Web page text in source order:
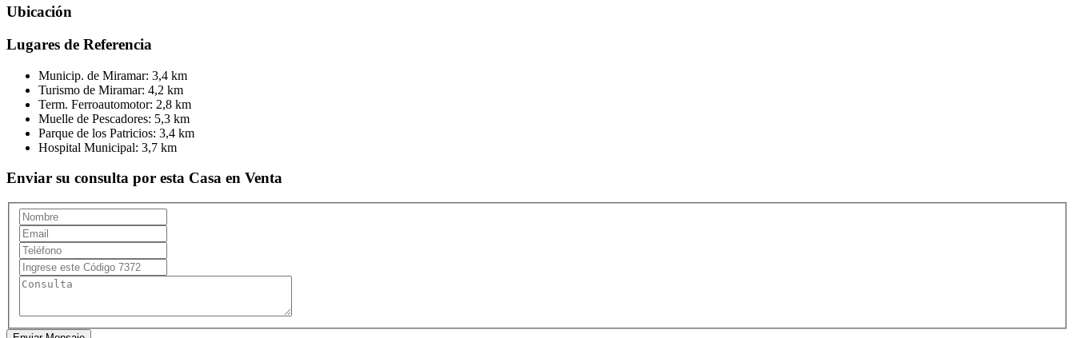
Ubicación
Lugares de Referencia
Municip. de Miramar: 3,4 km
Turismo de Miramar: 4,2 km
Term. Ferroautomotor: 2,8 km
Muelle de Pescadores: 5,3 km
Parque de los Patricios: 3,4 km
Hospital Municipal: 3,7 km
Enviar su consulta por esta Casa en Venta